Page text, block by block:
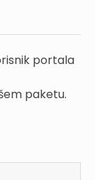
portala
paketu.